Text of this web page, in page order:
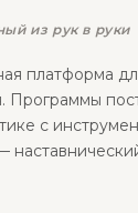
из рук в руки
платформа
Программы
с